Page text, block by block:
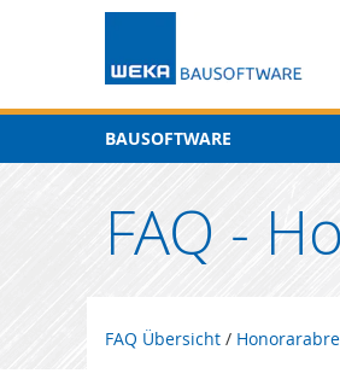
BAUSOFTWARE
FAQ -
FAQ Übersicht /